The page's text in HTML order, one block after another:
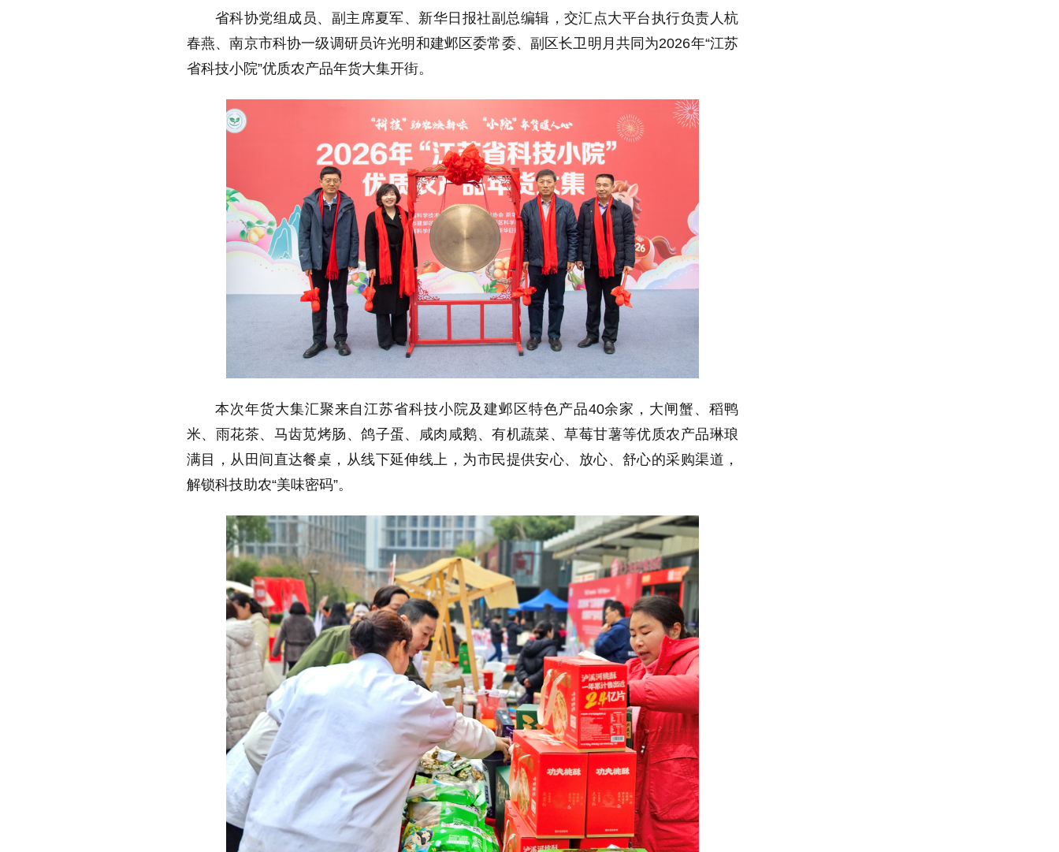
省科协党组成员、副主席夏军、新华日报社副总编辑，交汇点大平台执行负责人杭
春燕、南京市科协一级调研员许光明和建邺区委常委、副区长卫明月共同为2026年“江苏
省科技小院”优质农产品年货大集开街。
本次年货大集汇聚来自江苏省科技小院及建邺区特色产品40余家，大闸蟹、稻鸭
米、雨花茶、马齿苋烤肠、鸽子蛋、咸肉咸鹅、有机蔬菜、草莓甘薯等优质农产品琳琅
满目，从田间直达餐桌，从线下延伸线上，为市民提供安心、放心、舒心的采购渠道，
解锁科技助农“美味密码”。